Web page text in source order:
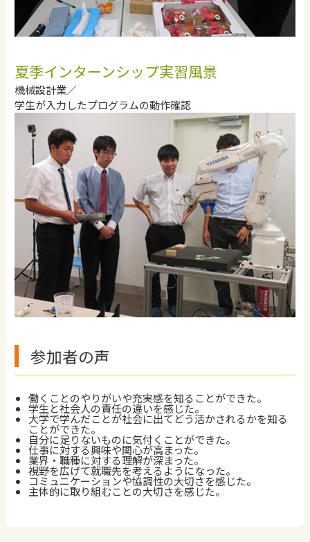
夏季インターンシップ実習風景
機械設計業／
学生が入力したプログラムの動作確認
参加者の声
働くことのやりがいや充実感を知ることができた。
学生と社会人の責任の違いを感じた。
大学で学んだことが社会に出てどう活かされるかを知る
ことができた。
自分に足りないものに気付くことができた。
仕事に対する興味や関心が高まった。
業界・職種に対する理解が深まった。
視野を広げて就職先を考えるようになった。
コミュニケーションや協調性の大切さを感じた。
主体的に取り組むことの大切さを感じた。